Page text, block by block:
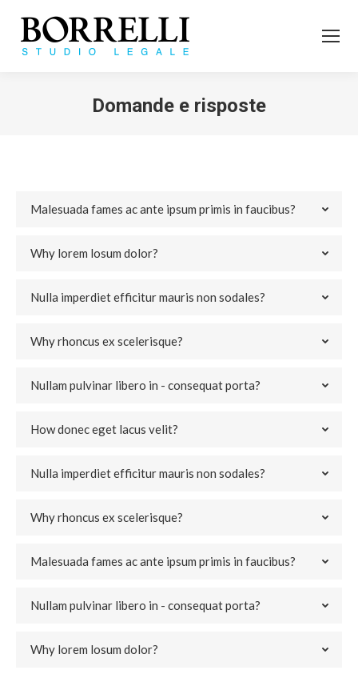
Domande e risposte
Malesuada fames ac ante ipsum primis in faucibus?
Why lorem losum dolor?
Nulla imperdiet efficitur mauris non sodales?
Why rhoncus ex scelerisque?
Nullam pulvinar libero in - consequat porta?
How donec eget lacus velit?
Nulla imperdiet efficitur mauris non sodales?
Why rhoncus ex scelerisque?
Malesuada fames ac ante ipsum primis in faucibus?
Nullam pulvinar libero in - consequat porta?
Why lorem losum dolor?